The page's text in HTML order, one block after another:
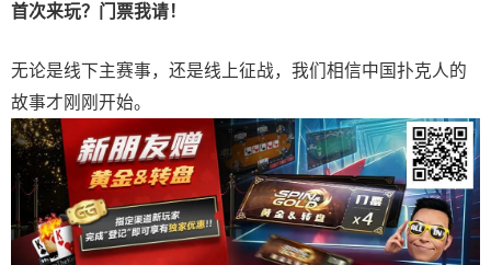
首次来玩？门票我请！
无论是线下主赛事，还是线上征战，我们相信中国扑克人的
故事才刚刚开始。